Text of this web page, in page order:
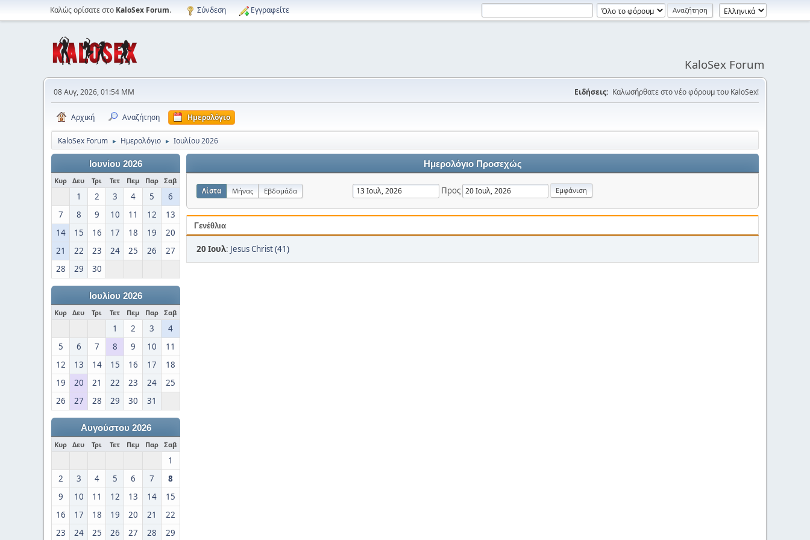
Καλώς ορίσατε στο KaloSex Forum. Σύνδεση Εγγραφείτε
KaloSex Forum
08 Αυγ, 2026, 01:54 ΜΜ Ειδήσεις: Καλωσήρθατε στο νέο φόρουμ του KaloSex!
Αρχική Αναζήτηση Ημερολόγιο
KaloSex Forum ► Ημερολόγιο ► Ιουλίου 2026
Ιουνίου 2026
Κυρ Δευ Τρι Τετ Πεμ Παρ Σαβ
1 2 3 4 5
6
7
8 9 10 11 12
13
14
15 16 17 18 19
20
21
22 23 24 25 26
27
28
29 30
Ιουλίου 2026
Κυρ Δευ Τρι Τετ Πεμ Παρ Σαβ
1 2 3
4
5
6 7 8 9 10
11
12
13 14 15 16 17
18
19
20 21 22 23 24
25
26
27 28 29 30 31
Αυγούστου 2026
Κυρ Δευ Τρι Τετ Πεμ Παρ Σαβ
1
2
3 4 5 6 7
8
9
10 11 12 13 14
15
16
17 18 19 20 21
22
23
24 25 26 27 28 29
Ημερολόγιο Προσεχώς
Λίστα Μήνας Εβδομάδα Προς
Γενέθλια
20 Ιουλ: Jesus Christ (41)